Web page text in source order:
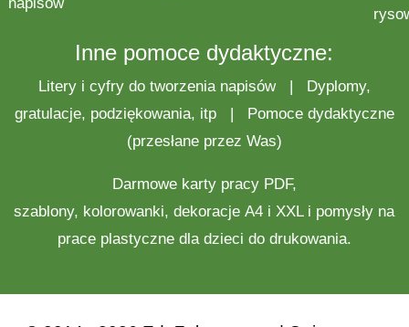
Inne pomoce dydaktyczne:
Litery i cyfry do tworzenia napisów| Dyplomy,
gratulacje, podziękowania, itp| Pomoce dydaktyczne
(przesłane przez Was)
Darmowe karty pracyPDF,
szablony, kolorowanki,dekoracje A4 i XXL i pomysły na
prace plastycznedla dzieci do drukowania.